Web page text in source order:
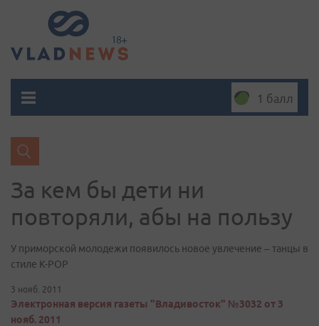
1 балл
За кем бы дети ни
повторяли, абы на пользу
У приморской молодежи появилось новое увлечение – танцы в
стиле К-РОР
3 нояб. 2011
Электронная версия газеты "Владивосток" №3032 от 3
нояб. 2011